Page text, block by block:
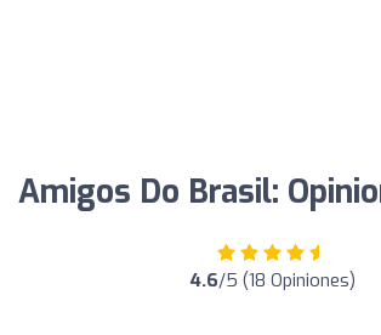
Amigos Do Brasil:
4.6/5 (18 Opiniones)